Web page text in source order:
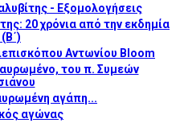
- Εξομολογήσεις
20 χρόνια από την εκδημία
Αντωνίου Bloom
του π. Συμεών
αγάπη...
αγώνας